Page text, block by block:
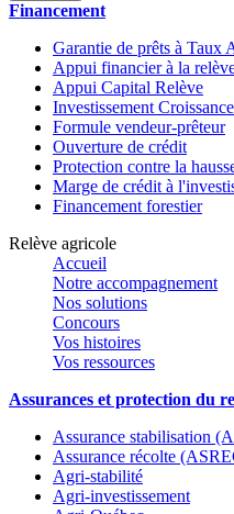
Financement
Garantie de prêts à Taux
Appui financier à la
Appui Capital Relève
Investissement
Formule vendeur-prêteur
Ouverture de crédit
Protection contre la
Marge de crédit à
Financement forestier
Relève agricole
Accueil
Notre accompagnement
Nos solutions
Concours
Vos histoires
Vos ressources
Assurances et protection du
Assurance stabilisation
Assurance récolte
Agri-stabilité
Agri-investissement